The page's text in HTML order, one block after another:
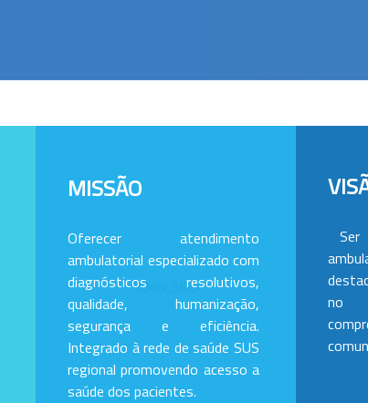
MISSÃO
Oferecer atendimento
ambulatorial especializado com
diagnósticos resolutivos,
qualidade, humanização,
segurança e eficiência.
Integrado à rede de saúde SUS
regional promovendo acesso a
saúde dos pacientes.
Ser
no